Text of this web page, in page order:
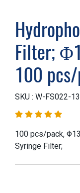
Filter;
100
SKU : W-FS022-13
100 pcs/pack,
Syringe Filter;